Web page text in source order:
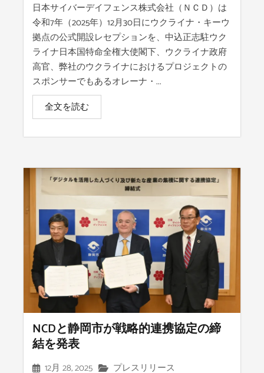
日本サイバーデイフェンス株式会社（ＮＣＤ）は
令和7年（2025年）12月30日にウクライナ・キーウ
拠点の公式開設レセプションを、中込正志駐ウク
ライナ日本国特命全権大使閣下、ウクライナ政府
高官、弊社のウクライナにおけるプロジェクトの
スポンサーでもあるオレーナ・...
全文を読む
NCDと静岡市が戦略的連携協定の締
結を発表
12月 28, 2025
プレスリリース